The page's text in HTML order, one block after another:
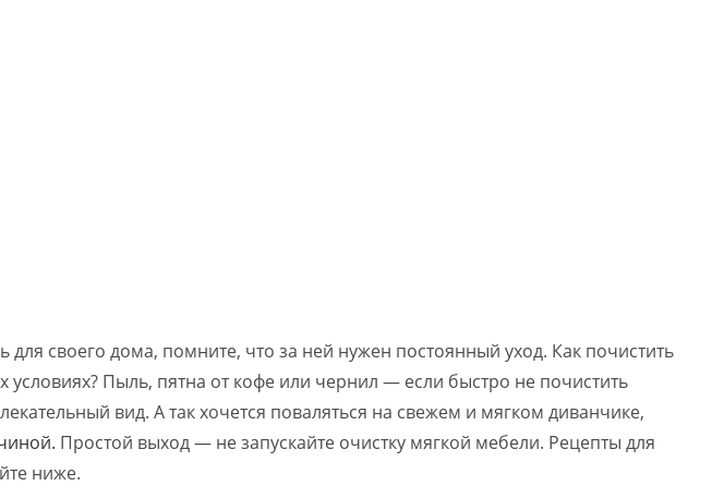
своего дома, помните, что за ней нужен постоянный уход. Как почистить
Пыль, пятна от кофе или чернил — если быстро не почистить
вид. А так хочется поваляться на свежем и мягком диванчике,
Простой выход — не запускайте очистку мягкой мебели. Рецепты для
ниже.